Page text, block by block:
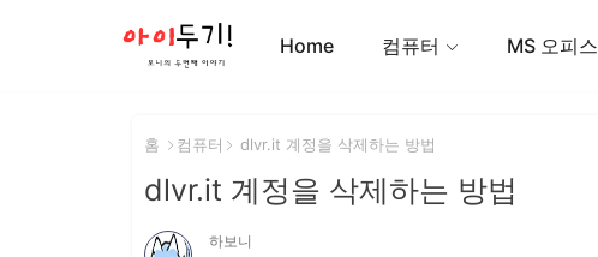
Home 컴퓨터 MS 오피스
홈 컴퓨터 dlvr.it 계정을 삭제하는 방법
dlvr.it 계정을 삭제하는 방법
하보니